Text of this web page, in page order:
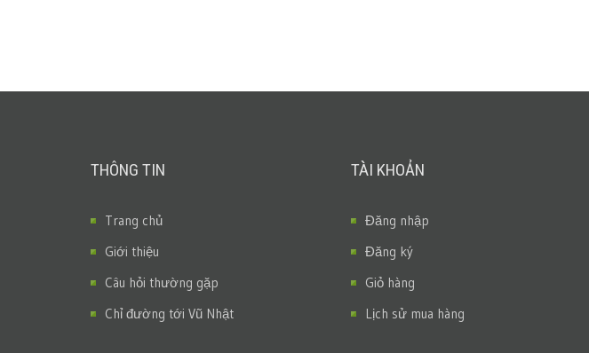
THÔNG TIN
Trang chủ
Giới thiệu
Câu hỏi thường gặp
Chỉ đường tới Vũ Nhật
TÀI KHOẢN
Đăng nhập
Đăng ký
Giỏ hàng
Lịch sử mua hàng